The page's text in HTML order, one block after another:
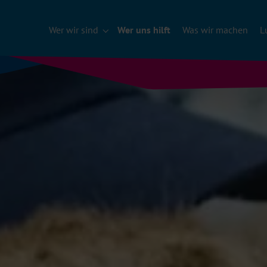
Wer wir sind
Submenu für "Wer wir sind"
Wer uns hilft Was wir machen